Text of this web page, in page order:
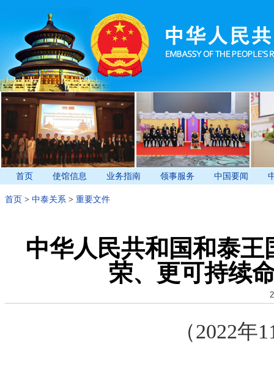
首页 使馆信息 业务指南 领事服务 中国要闻
首页 > 中泰关系 > 重要文件
中华人民共和国和泰
荣、更可持续
（2022